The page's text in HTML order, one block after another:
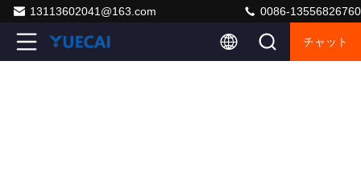
13113602041@163.com 0086-13556826760
チャット